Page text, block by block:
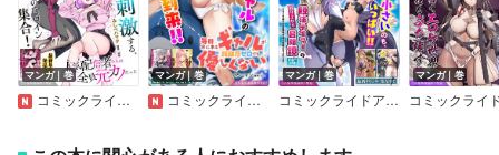
マンガ｜巻
コミックライドアドバンス2026年9月号（vol.72）
マンガ｜巻
コミックライドアドバンス2026年8月号
マンガ｜巻
コミックライドアドバンス2026年7月号（vol.70）
マンガ｜巻